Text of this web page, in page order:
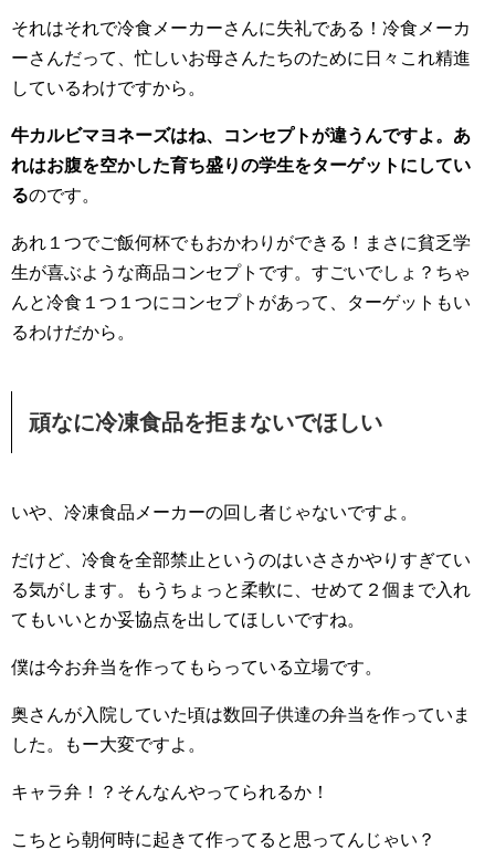
それはそれで冷食メーカーさんに失礼である！冷食メーカ
ーさんだって、忙しいお母さんたちのために日々これ精進
しているわけですから。
牛カルビマヨネーズはね、コンセプトが違うんですよ。あ
れはお腹を空かした育ち盛りの学生をターゲットにしてい
るのです。
あれ１つでご飯何杯でもおかわりができる！まさに貧乏学
生が喜ぶような商品コンセプトです。すごいでしょ？ちゃ
んと冷食１つ１つにコンセプトがあって、ターゲットもい
るわけだから。
頑なに冷凍食品を拒まないでほしい
いや、冷凍食品メーカーの回し者じゃないですよ。
だけど、冷食を全部禁止というのはいささかやりすぎてい
る気がします。もうちょっと柔軟に、せめて２個まで入れ
てもいいとか妥協点を出してほしいですね。
僕は今お弁当を作ってもらっている立場です。
奥さんが入院していた頃は数回子供達の弁当を作っていま
した。もー大変ですよ。
キャラ弁！？そんなんやってられるか！
こちとら朝何時に起きて作ってると思ってんじゃい？